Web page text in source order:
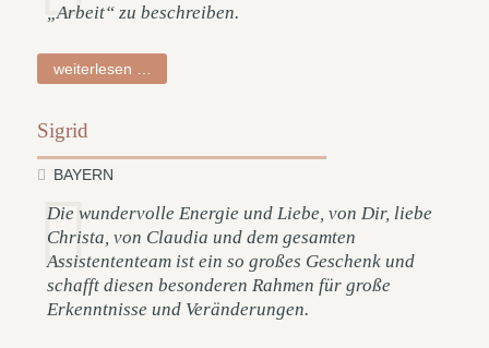
„Arbeit“ zu beschreiben.
weiterlesen …
Sigrid
BAYERN
Die wundervolle Energie und Liebe, von Dir, liebe
Christa, von Claudia und dem gesamten
Assistententeam ist ein so großes Geschenk und
schafft diesen besonderen Rahmen für große
Erkenntnisse und Veränderungen.